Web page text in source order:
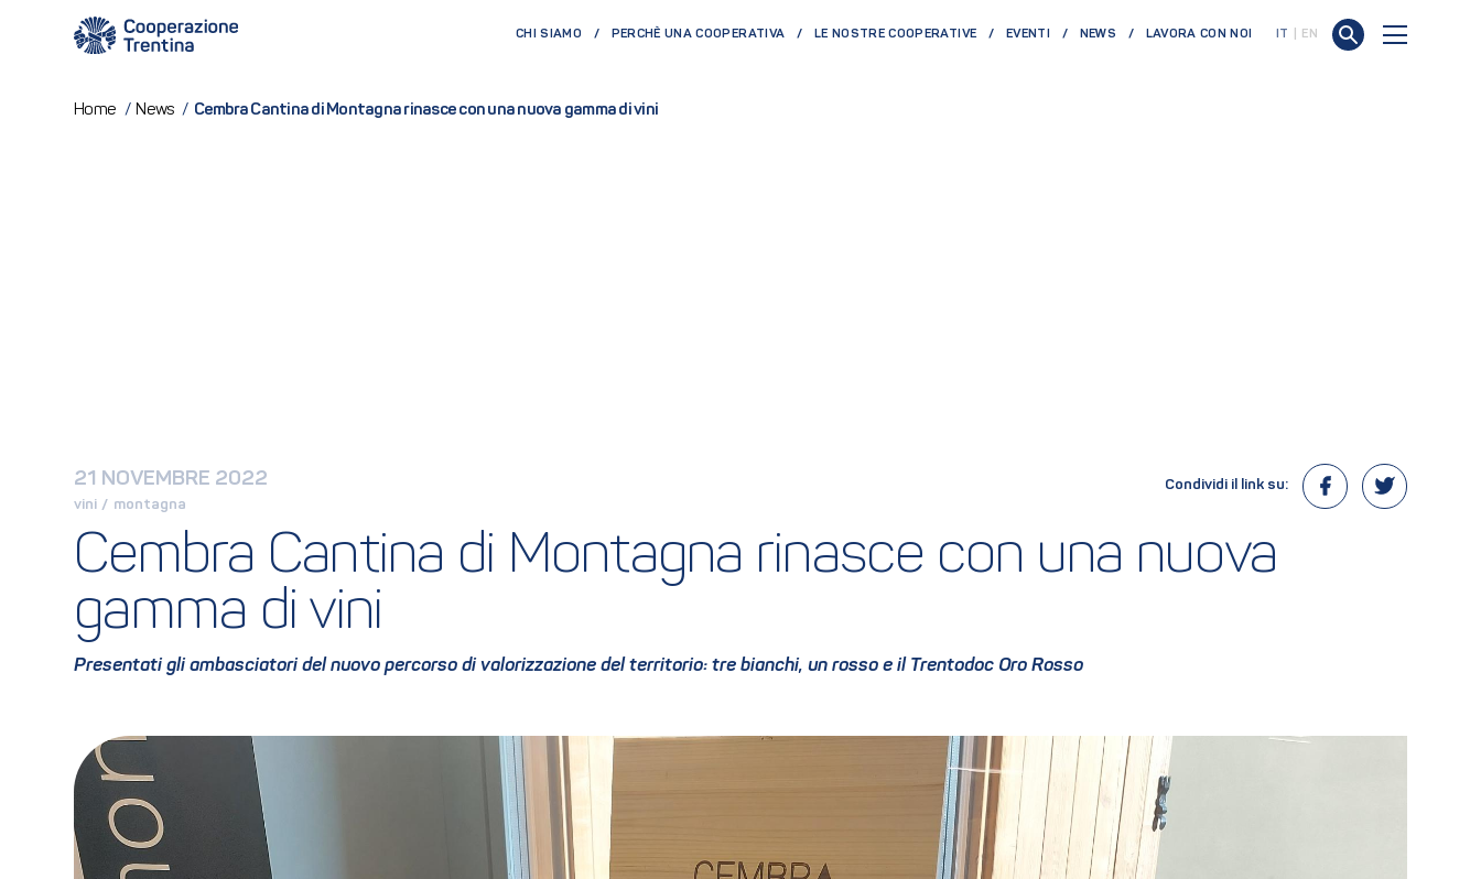
CHI SIAMO PERCHÈ UNA COOPERATIVA LE NOSTRE COOPERATIVE EVENTI NEWS LAVORA CON NOI IT EN
Home / News / Cembra Cantina di Montagna rinasce con una nuova gamma di vini
21 NOVEMBRE 2022
vini / montagna
Condividi il link su:
Cembra Cantina di Montagna rinasce con una nuova
gamma di vini
Presentati gli ambasciatori del nuovo percorso di valorizzazione del territorio: tre bianchi, un rosso e il Trentodoc Oro Rosso